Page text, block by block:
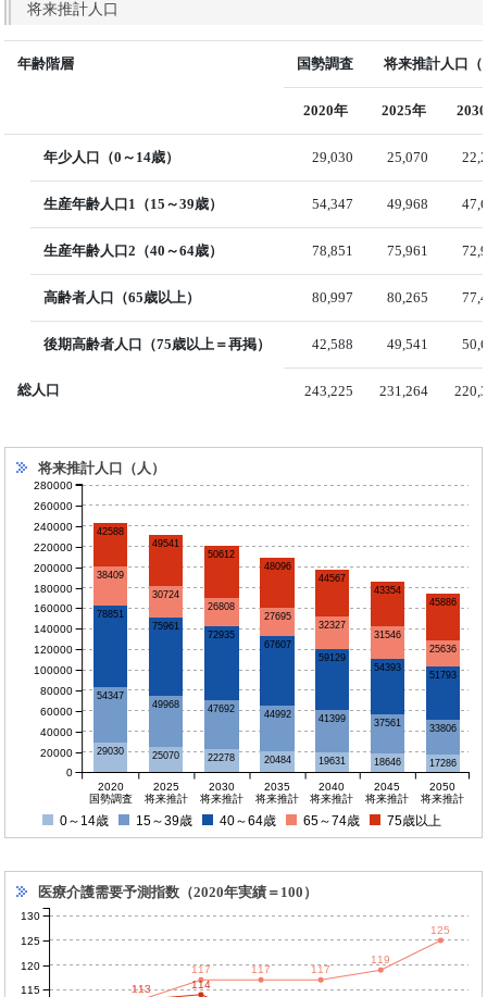
将来推計人口
年齢階層 国勢調査 将来推計人口（
2020年 2025年
年少人口（0～14歳） 29,030 25,070
生産年齢人口1（15～39歳） 54,347 49,968
生産年齢人口2（40～64歳） 78,851 75,961
高齢者人口（65歳以上） 80,997 80,265
後期高齢者人口（75歳以上＝再掲） 42,588 49,541
総人口 243,225 231,264
将来推計人口（人）
29030 25070 22278 20484 19631 18646 17286
54347
49968 47692 44992 41399 37561 33806
78851
75961
72935
67607
59129
54393
51793
38409
30724
26808
27695
32327
31546
25636
42588
49541
50612
48096
44567
43354
45886
2020
国勢調査
2025
将来推計
2030
将来推計
2035
将来推計
2040
将来推計
2045
将来推計
2050
将来推計
0
20000
40000
60000
80000
100000
120000
140000
160000
180000
200000
220000
240000
260000
280000
0～14歳 15～39歳 40～64歳 65～74歳 75歳以上
医療介護需要予測指数（2020年実績＝100）
113 114
113
117 117 117
119
125
115
120
125
130